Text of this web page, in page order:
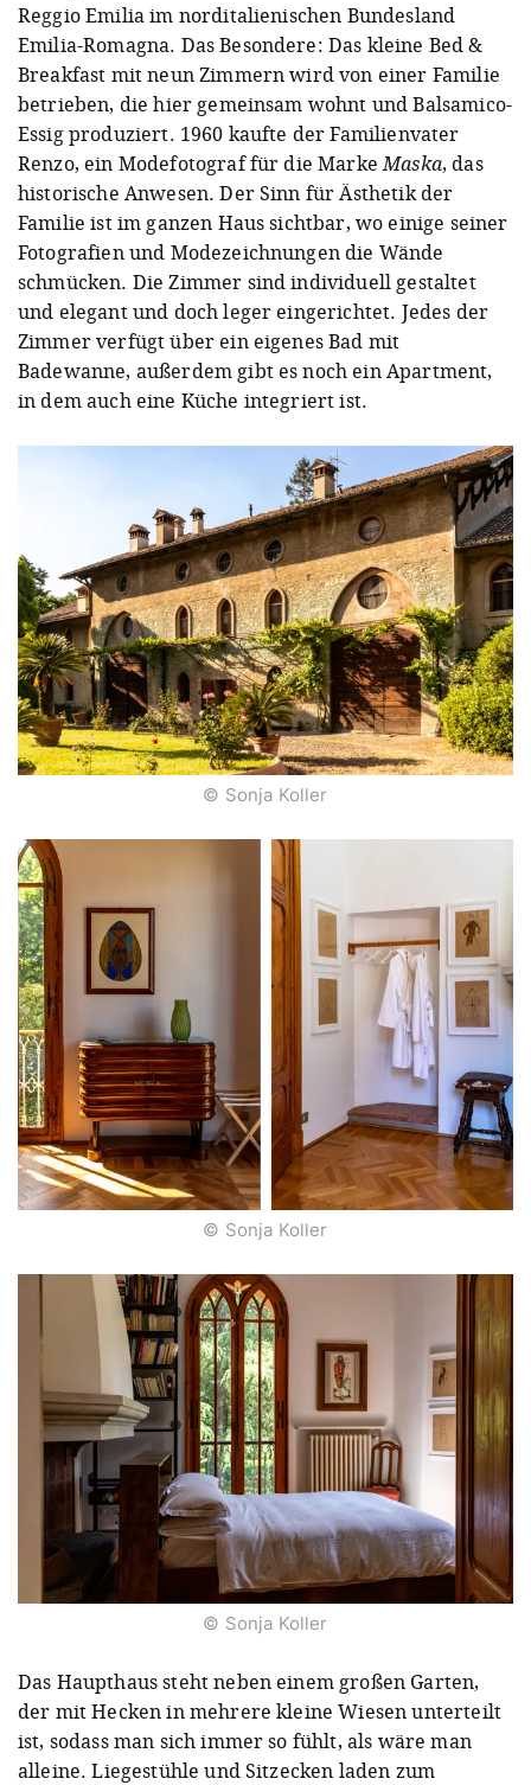
Reggio Emilia im norditalienischen Bundesland
Emilia-Romagna. Das Besondere: Das kleine Bed &
Breakfast mit neun Zimmern wird von einer Familie
betrieben, die hier gemeinsam wohnt und Balsamico-
Essig produziert. 1960 kaufte der Familienvater
Renzo, ein Modefotograf für die MarkeMaska, das
historische Anwesen. Der Sinn für Ästhetik der
Familie ist im ganzen Haus sichtbar, wo einige seiner
Fotografien und Modezeichnungen die Wände
schmücken. Die Zimmer sind individuell gestaltet
und elegant und doch leger eingerichtet. Jedes der
Zimmer verfügt über ein eigenes Bad mit
Badewanne, außerdem gibt es noch ein Apartment,
in dem auch eine Küche integriert ist.
© Sonja Koller
© Sonja Koller
© Sonja Koller
Das Haupthaus steht neben einem großen Garten,
der mit Hecken in mehrere kleine Wiesen unterteilt
ist, sodass man sich immer so fühlt, als wäre man
alleine. Liegestühle und Sitzecken laden zum